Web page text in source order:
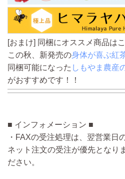
[おまけ] 同梱にオススメ商品はこ
この秋、新発売の身体が喜ぶ紅
同梱可能になった しもやま農産
がおすすめです！！
■ インフォメーション ■
・FAXの受注処理は、翌営業日
ネット注文の受注が優先となり
ださい。